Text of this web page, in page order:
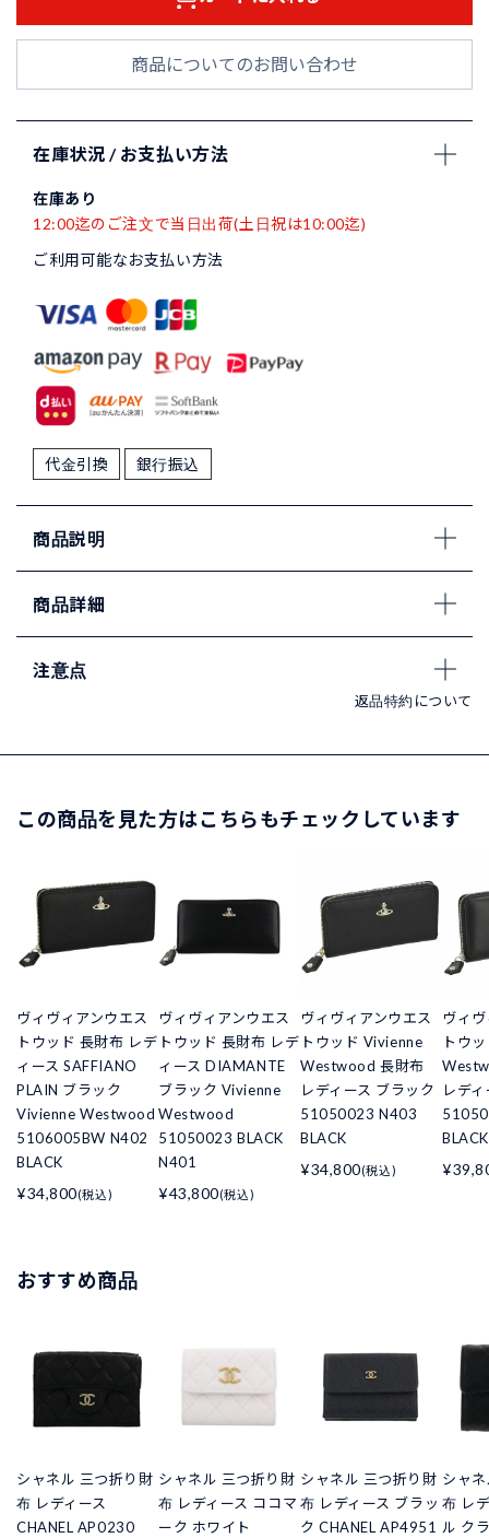
商品についてのお問い合わせ
在庫状況 / お支払い方法
在庫あり
12:00迄のご注文で当日出荷(土日祝は10:00迄)
ご利用可能なお支払い方法
代金引換 銀行振込
商品説明
商品詳細
注意点
返品特約について
この商品を見た方はこちらもチェックしています
ヴィヴィアンウエス
トウッド 長財布 レデ
ィース SAFFIANO
PLAIN ブラック
Vivienne Westwood
5106005BW N402
BLACK
¥34,800(税込)
ヴィヴィアンウエス
トウッド 長財布 レデ
ィース DIAMANTE
ブラック Vivienne
Westwood
51050023 BLACK
N401
¥43,800(税込)
ヴィヴィアンウエス
トウッド Vivienne
Westwood 長財布
レディース ブラック
51050023 N403
BLACK
¥34,800(税込)
ヴィ
トウ
レデ
BLACK
おすすめ商品
シャネル 三つ折り財
布 レディース
CHANEL AP0230
シャネル 三つ折り財
布 レディース ココマ
ーク ホワイト
シャネル 三つ折り財
布 レディース ブラッ
ク CHANEL AP4951
シャ
布 レ
ル ク